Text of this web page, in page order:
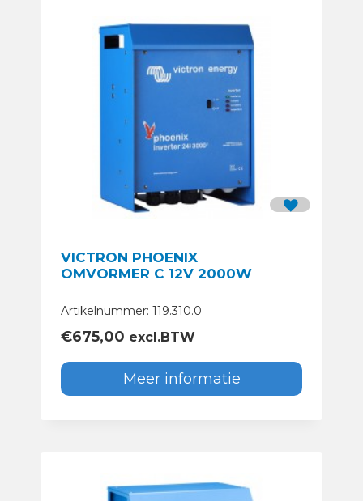
VICTRON PHOENIX
OMVORMER C 12V 2000W
Artikelnummer: 119.310.0
€675,00 excl.BTW
Meer informatie